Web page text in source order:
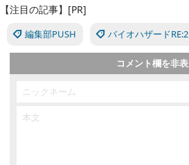
【注目の記事】[PR]
編集部PUSH バイオハザードRE:2
コメント欄を非